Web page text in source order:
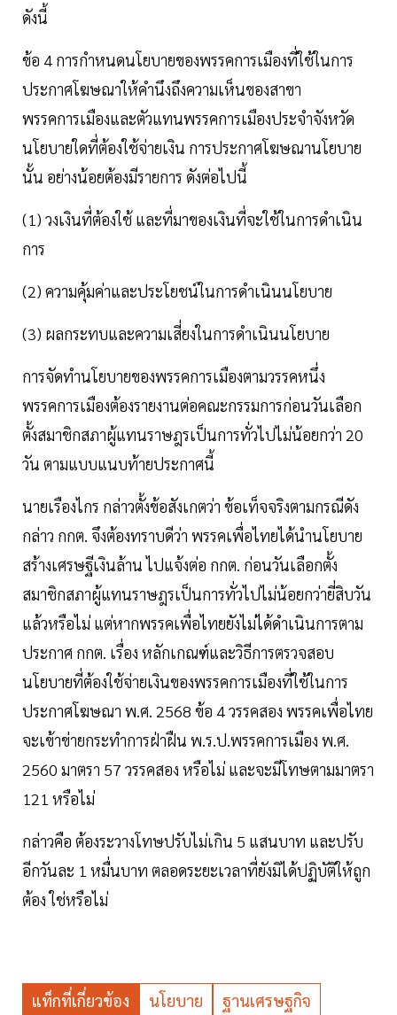
ดังนี้
ข้อ 4 การกำหนดนโยบายของพรรคการเมืองที่ใช้ในการ
ประกาศโฆษณาให้คำนึงถึงความเห็นของสาขา
พรรคการเมืองและตัวแทนพรรคการเมืองประจำจังหวัด
นโยบายใดที่ต้องใช้จ่ายเงิน การประกาศโฆษณานโยบาย
นั้น อย่างน้อยต้องมีรายการ ดังต่อไปนี้
(1) วงเงินที่ต้องใช้ และที่มาของเงินที่จะใช้ในการดำเนิน
การ
(2) ความคุ้มค่าและประโยชน์ในการดำเนินนโยบาย
(3) ผลกระทบและความเสี่ยงในการดำเนินนโยบาย
การจัดทำนโยบายของพรรคการเมืองตามวรรคหนึ่ง
พรรคการเมืองต้องรายงานต่อคณะกรรมการก่อนวันเลือก
ตั้งสมาชิกสภาผู้แทนราษฎรเป็นการทั่วไปไม่น้อยกว่า 20
วัน ตามแบบแนบท้ายประกาศนี้
นายเรืองไกร กล่าวตั้งข้อสังเกตว่า ข้อเท็จจริงตามกรณีดัง
กล่าว กกต. จึงต้องทราบดีว่า พรรคเพื่อไทยได้นำนโยบาย
สร้างเศรษฐีเงินล้าน ไปแจ้งต่อ กกต. ก่อนวันเลือกตั้ง
สมาชิกสภาผู้แทนราษฎรเป็นการทั่วไปไม่น้อยกว่ายี่สิบวัน
แล้วหรือไม่ แต่หากพรรคเพื่อไทยยังไม่ได้ดำเนินการตาม
ประกาศ กกต. เรื่อง หลักเกณฑ์และวิธีการตรวจสอบ
นโยบายที่ต้องใช้จ่ายเงินของพรรคการเมืองที่ใช้ในการ
ประกาศโฆษณา พ.ศ. 2568 ข้อ 4 วรรคสอง พรรคเพื่อไทย
จะเข้าข่ายกระทำการฝ่าฝืน พ.ร.ป.พรรคการเมือง พ.ศ.
2560 มาตรา 57 วรรคสอง หรือไม่ และจะมีโทษตามมาตรา
121 หรือไม่
กล่าวคือ ต้องระวางโทษปรับไม่เกิน 5 แสนบาท และปรับ
อีกวันละ 1 หมื่นบาท ตลอดระยะเวลาที่ยังมิได้ปฏิบัติให้ถูก
ต้อง ใช่หรือไม่
แท็กที่เกี่ยวข้อง นโยบาย ฐานเศรษฐกิจ